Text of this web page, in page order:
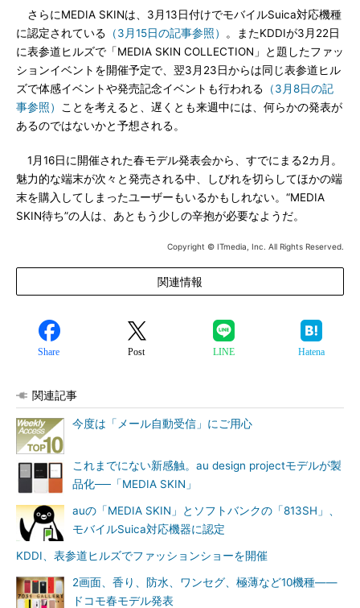
さらにMEDIA SKINは、3月13日付けでモバイルSuica対応機種
に認定されている （3月15日の記事参照）
。またKDDIが3月22日
に表参道ヒルズで「MEDIA SKIN COLLECTION」と題したファッ
ションイベントを開催予定で、翌3月23日からは同じ表参道ヒル
ズで体感イベントや発売記念イベントも行われる （3月8日の記
事参照）
ことを考えると、遅くとも来週中には、何らかの発表が
あるのではないかと予想される。
1月16日に開催された春モデル発表会から、すでにまる2カ月。
魅力的な端末が次々と発売される中、しびれを切らしてほかの端
末を購入してしまったユーザーもいるかもしれない。“MEDIA
SKIN待ち”の人は、あともう少しの辛抱が必要なようだ。
Copyright © ITmedia, Inc. All Rights Reserved.
関連情報
Share Post LINE Hatena
関連記事
今度は「メール自動受信」にご用心
これまでにない新感触。au design projectモデルが製
品化──「MEDIA SKIN」
auの「MEDIA SKIN」とソフトバンクの「813SH」、
モバイルSuica対応機器に認定
KDDI、表参道ヒルズでファッションショーを開催
2画面、香り、防水、ワンセグ、極薄など10機種――
ドコモ春モデル発表